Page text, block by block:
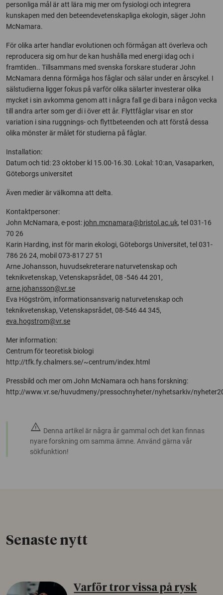
personliga mål är att lära mig mer om fysiologi och integrera
kunskapen med den beteendevetenskapliga ekologin, säger John
McNamara.
För olika arter handlar evolutionen och förmågan att överleva och
reproducera sig om hur de kan hushålla med energi idag och i
framtiden.. Tillsammans med svenska forskare studerar John
McNamara denna förmåga hos fåglar och sälar under en årscykel. I
sälstudierna ligger fokus på varför olika sälarter investerar olika
mycket i sin avkomma genom att i några fall ge di bara i någon vecka
till andra arter som ger di i över ett år. Flyttfåglar visar en stor
variation i sina ruggnings- och flyttbeteenden och att förstå dessa
olika mönster är målet för studierna på fåglar.
Installation:
Datum och tid: 23 oktober kl 15.00-16.30. Lokal: 10:an, Vasaparken,
Göteborgs universitet
Även medier är välkomna att delta.
Kontaktpersoner:
John McNamara, e-post: john.mcnamara@bristol.ac.uk, tel 031-16
70 26
Karin Harding, inst för marin ekologi, Göteborgs Universitet, tel 031-
786 26 24, mobil 073-817 27 51
Arne Johansson, huvudsekreterare naturvetenskap och
teknikvetenskap, Vetenskapsrådet, 08 -546 44 201,
arne.johansson@vr.se
Eva Högström, informationsansvarig naturvetenskap och
teknikvetenskap, Vetenskapsrådet, 08-546 44 345,
eva.hogstrom@vr.se
Mer information:
Centrum för teoretisk biologi
http://tfk.fy.chalmers.se/~centrum/index.html
Pressbild och mer om John McNamara och hans forskning:
http://www.vr.se/huvudmeny/pressochnyheter/nyhetsarkiv/
warning Denna artikel är några år gammal och det kan finnas
nyare forskning om samma ämne. Använd gärna vår
sökfunktion!
Senaste nytt
Varför tror vissa på rysk